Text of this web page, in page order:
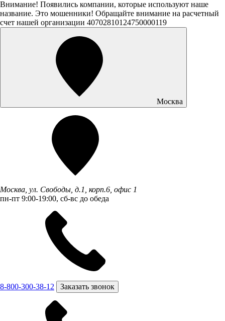
Внимание! Появились компании, которые используют наше
название. Это мошенники! Обращайте внимание на расчетный
счет нашей организации 40702810124750000119
Москва
Москва, ул. Свободы, д.1, корп.6, офис 1
пн-пт 9:00-19:00, сб-вс до обеда
8-800-300-38-12 Заказать звонок